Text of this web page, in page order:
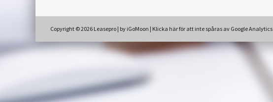
Copyright © 2026 Leasepro | by iGoMoon | Klicka här för att inte spåras av Google Analytics